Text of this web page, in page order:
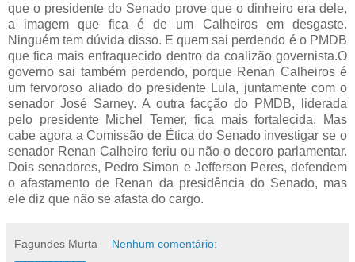
que o presidente do Senado prove que o dinheiro era dele,
a imagem que fica é de um Calheiros em desgaste.
Ninguém tem dúvida disso. E quem sai perdendo é o PMDB
que fica mais enfraquecido dentro da coalizão governista.O
governo sai também perdendo, porque Renan Calheiros é
um fervoroso aliado do presidente Lula, juntamente com o
senador José Sarney. A outra facção do PMDB, liderada
pelo presidente Michel Temer, fica mais fortalecida. Mas
cabe agora a Comissão de Ética do Senado investigar se o
senador Renan Calheiro feriu ou não o decoro parlamentar.
Dois senadores, Pedro Simon e Jefferson Peres, defendem
o afastamento de Renan da presidência do Senado, mas
ele diz que não se afasta do cargo.
Fagundes Murta Nenhum comentário: